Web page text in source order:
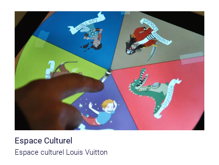
Espace Culturel
Espace culturel Louis Vuitton